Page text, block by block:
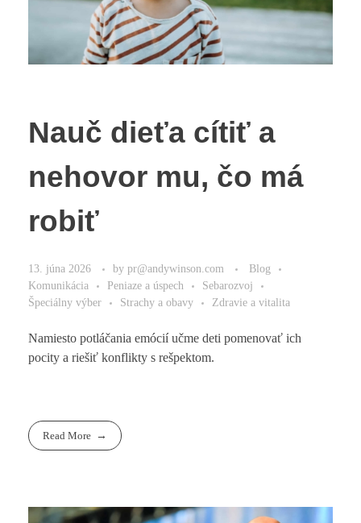
Nauč dieťa cítiť a
nehovor mu, čo má
robiť
13. júna 2026 by pr@andywinson.com
Blog
Komunikácia
Peniaze a úspech
Sebarozvoj
Špeciálny výber
Strachy a obavy Zdravie a vitalita
Namiesto potláčania emócií učme deti pomenovať ich
pocity a riešiť konflikty s rešpektom.
Read More